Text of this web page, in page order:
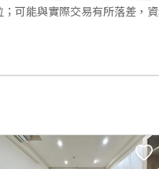
可能與實際交易有所落差，資